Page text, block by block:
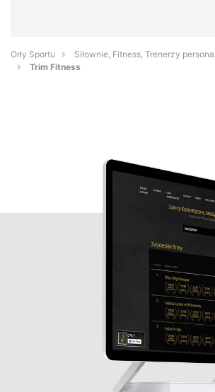
Orły Sportu
Siłownie, Fitness, Trenerzy
Trim Fitness